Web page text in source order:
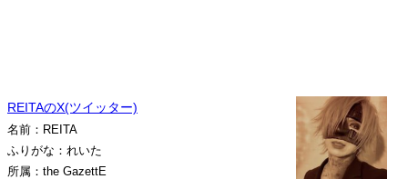
REITAのX(ツイッター)
名前：REITA
ふりがな：れいた
所属：the GazettE